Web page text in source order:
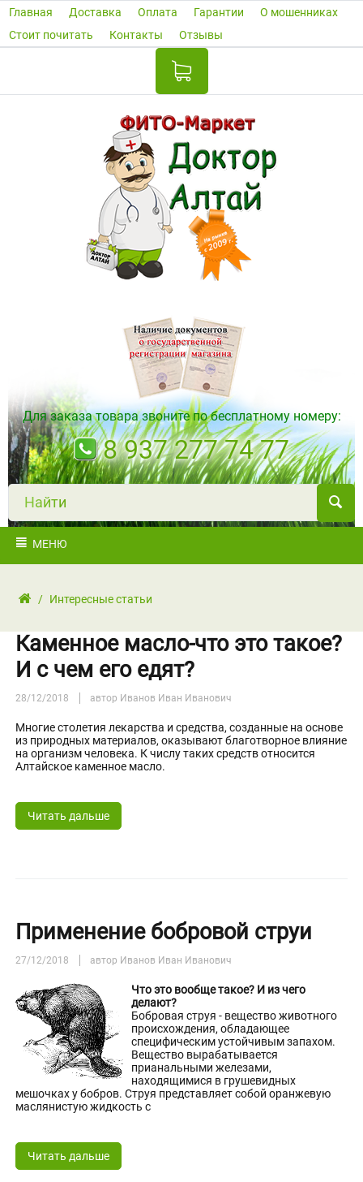
Главная Доставка Оплата Гарантии
О мошенниках
Стоит почитать
Контакты Отзывы
Для заказа товара звоните по бесплатному номеру:
8 937 277 74 77
Найти
МЕНЮ
/ Интересные статьи
Каменное масло-что это такое?
И с чем его едят?
28/12/2018 автор Иванов Иван Иванович
Многие столетия лекарства и средства, созданные на основе
из природных материалов, оказывают благотворное влияние
на организм человека. К числу таких средств относится
Алтайское каменное масло.
Читать дальше
Применение бобровой струи
27/12/2018 автор Иванов Иван Иванович
Что это вообще такое? И из чего
делают?
Бобровая струя - вещество животного
происхождения, обладающее
специфическим устойчивым запахом.
Вещество вырабатывается
прианальными железами,
находящимися в грушевидных
мешочках у бобров. Струя представляет собой оранжевую
маслянистую жидкость с
Читать дальше